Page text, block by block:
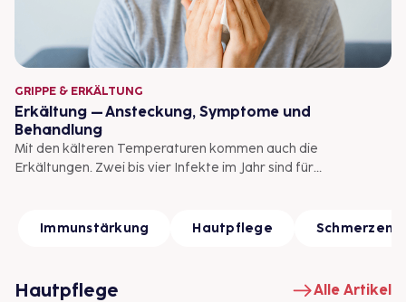
individuelle Beratung rund um die passende Hautpflege
können Sie sich jederzeit gerne an Ihre Apotheke vor Ort
wenden.
GRIPPE & ERKÄLTUNG
Erkältung – Ansteckung, Symptome und
Behandlung
Mit den kälteren Temperaturen kommen auch die
Erkältungen. Zwei bis vier Infekte im Jahr sind für
im Rahmen. Woran man eine Erkältung erkennt, wie lange sie
Immunstärkung Hautpflege Schmerzen
Hautpflege Alle Artikel